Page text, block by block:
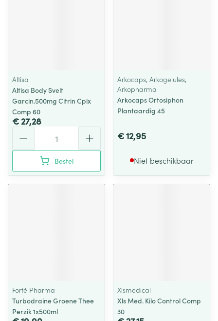
Altisa
Altisa Body Svelt
Garcin.500mg Citrin Cplx
Comp 60
€ 27,28
Bestel
Arkocaps, Arkogelules,
Arkopharma
Arkocaps Ortosiphon
Plantaardig 45
€ 12,95
Niet beschikbaar
Forté Pharma
Turbodraine Groene Thee
Perzik 1x500ml
Xlsmedical
Xls Med. Kilo Control Comp
30